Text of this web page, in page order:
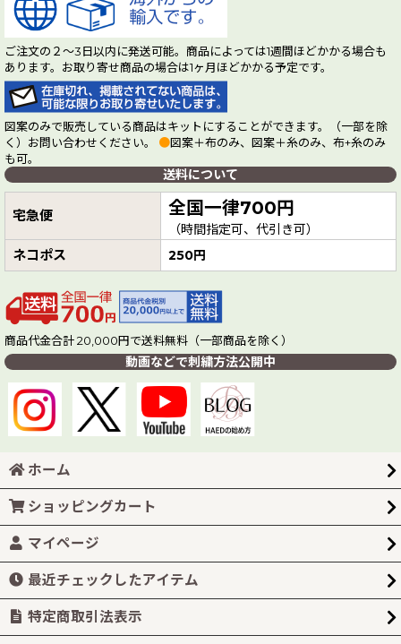
ご注文の２～3日以内に発送可能。商品によっては1週間ほどかかる場合も
あります。お取り寄せ商品の場合は1ヶ月ほどかかる予定です。
図案のみで販売している商品はキットにすることができます。（一部を除
く）お問い合わせください。 ●図案＋布のみ、図案＋糸のみ、布+糸のみ
も可。
送料について
宅急便 全国一律700円
（時間指定可、代引き可）
ネコポス 250円
商品代金合計 20,000円で送料無料（一部商品を除く）
動画などで刺繍方法公開中
ホーム
ショッピングカート
マイページ
最近チェックしたアイテム
特定商取引法表示